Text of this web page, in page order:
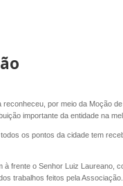
reconheceu, por meio da Moção
importante da entidade na
os pontos da cidade tem
à frente o Senhor Luiz Laureano,
trabalhos feitos pela Associação.